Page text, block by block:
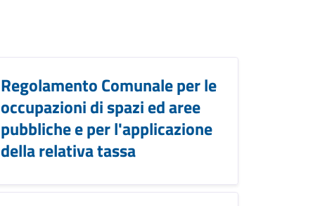
Regolamento Comunale per le
occupazioni di spazi ed aree
pubbliche e per l'applicazione
della relativa tassa